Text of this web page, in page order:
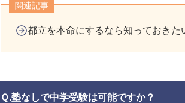
関連記事
都立を本命にするなら知っておきた
Ｑ.塾なしで中学受験は可能ですか？